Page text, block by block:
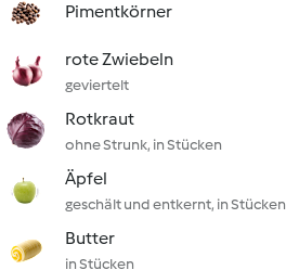
Pimentkörner
rote Zwiebeln
geviertelt
Rotkraut
ohne Strunk, in Stücken
Äpfel
geschält und entkernt, in Stücken
Butter
in Stücken